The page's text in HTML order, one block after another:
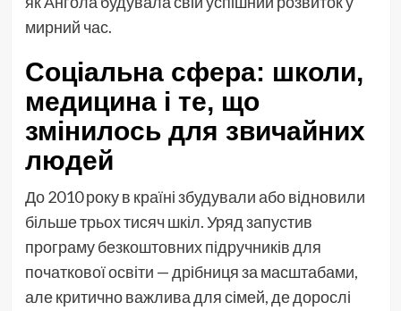
мирний час.
Соціальна сфера: школи,
медицина і те, що
змінилось для звичайних
людей
До 2010 року в країні збудували або відновили
більше трьох тисяч шкіл. Уряд запустив
програму безкоштовних підручників для
початкової освіти — дрібниця за масштабами,
але критично важлива для сімей, де дорослі